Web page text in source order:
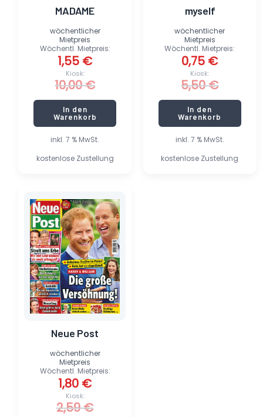
inkl. 7 % MwSt.
kostenlose Zustellung
MADAME
Kiosk:
10,00€
Wöchentl. Mietpreis:
1,55 €
wöchentlicher
Mietpreis
In den
Warenkorb
inkl. 7 % MwSt.
kostenlose Zustellung
myself
Kiosk:
5,50€
Wöchentl. Mietpreis:
0,75 €
wöchentlicher
Mietpreis
In den
Warenkorb
Neue Post
Kiosk:
2,59€
Preis
war:
2,59 €
Wöchentl. Mietpreis:
1,80 €
Preis
ist:
1,80 €.
wöchentlicher
Mietpreis